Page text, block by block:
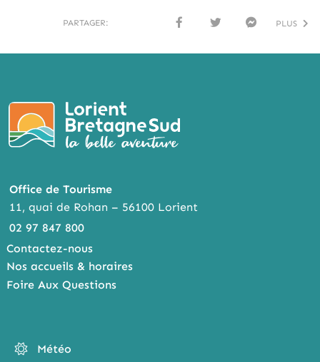
PARTAGER:
BOO
TTER
ENG
PLUS
Office de Tourisme
11, quai de Rohan – 56100 Lorient
02 97 847 800
Contactez-nous
Nos accueils & horaires
Foire Aux Questions
Météo